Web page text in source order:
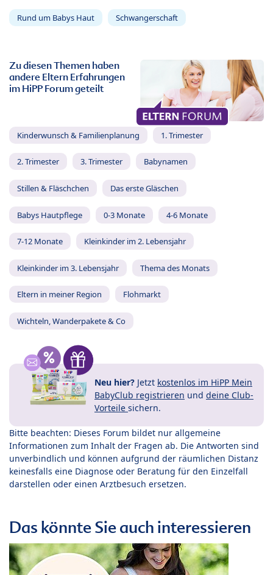
Rund um Babys Haut Schwangerschaft
Zu diesen Themen haben
andere Eltern Erfahrungen
im HiPP Forum geteilt
Kinderwunsch & Familienplanung 1. Trimester
2. Trimester 3. Trimester Babynamen
Stillen & Fläschchen Das erste Gläschen
Babys Hautpflege 0-3 Monate 4-6 Monate
7-12 Monate Kleinkinder im 2. Lebensjahr
Kleinkinder im 3. Lebensjahr Thema des Monats
Eltern in meiner Region Flohmarkt
Wichteln, Wanderpakete & Co
Neu hier? Jetzt kostenlos im HiPP Mein
BabyClub registrieren und deine Club-
Vorteile sichern.
Bitte beachten: Dieses Forum bildet nur allgemeine
Informationen zum Inhalt der Fragen ab. Die Antworten sind
unverbindlich und können aufgrund der räumlichen Distanz
keinesfalls eine Diagnose oder Beratung für den Einzelfall
darstellen oder einen Arztbesuch ersetzen.
Das könnte Sie auch interessieren